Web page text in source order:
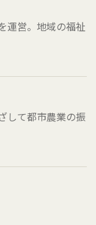
運営。地域の福祉
して都市農業の振